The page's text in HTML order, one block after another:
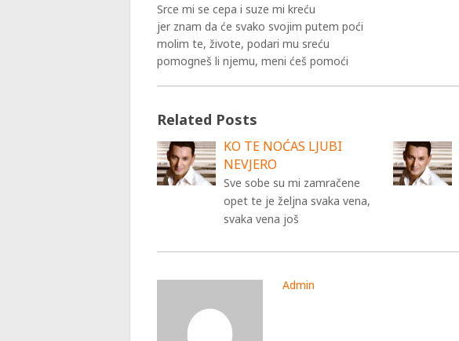
Srce mi se cepa i suze mi kreću
jer znam da će svako svojim putem poći
molim te, živote, podari mu sreću
pomogneš li njemu, meni ćeš pomoći
Related Posts
KO TE NOĆAS LJUBI
NEVJERO
Sve sobe su mi zamračene
opet te je željna svaka vena,
svaka vena još
Admin